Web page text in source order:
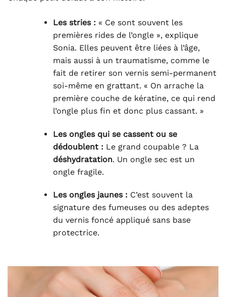
Les stries : « Ce sont souvent les
premières rides de l’ongle », explique
Sonia. Elles peuvent être liées à l’âge,
mais aussi à un traumatisme, comme le
fait de retirer son vernis semi-permanent
soi-même en grattant. « On arrache la
première couche de kératine, ce qui rend
l’ongle plus fin et donc plus cassant. »
Les ongles qui se cassent ou se
dédoublent : Le grand coupable ? La
déshydratation. Un ongle sec est un
ongle fragile.
Les ongles jaunes : C’est souvent la
signature des fumeuses ou des adeptes
du vernis foncé appliqué sans base
protectrice.